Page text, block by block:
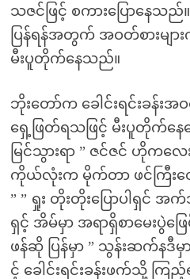
သဇင်ဖြင့် စကားပြောနေသ
ပြန်ရန်အတွက် အဝတ်စားမျာ
မီးပူတိုက်နေသည်။
ဘိုးတော်က ခေါင်းရင်းခန်း
ရှေ့ဖြတ်ရသဖြင့် မီးပူတိုက်န
မြင်သွားရာ ” ဇင်ဇင် ဟိုကလ
ကိုယ်လုံးက မိုက်တာ ဖင်ကြီးတွ
” ” ရှုး တိုးတိုးပြောပါရှင် အ
ရှင့် အိမ်မှာ အရာရှိစာမေးပွဲ
ဖန်ဆို ပြန်မှာ ” သွန်းဆက်နဒီမှ
င့် ခေါင်းရင်းခန်းဖက်သို့ က